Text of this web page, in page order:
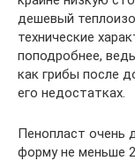
дешевый
технические
поподробнее,
как грибы после
его недостатках.
Пенопласт очень
форму не меньше